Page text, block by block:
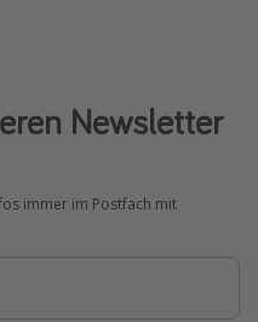
Newsletter
immer im Postfach mit